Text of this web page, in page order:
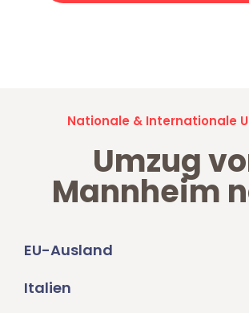
Nationale & Internationale
Umzug
Mannheim
EU-Ausland
Italien